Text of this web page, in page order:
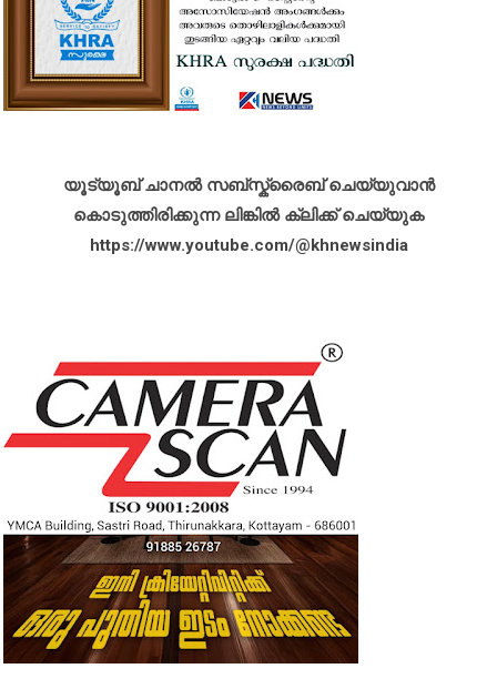
യൂട്യൂബ് ചാനൽ സബ്സ്ക്രൈബ് ചെയ്യുവാൻ
കൊടുത്തിരിക്കുന്ന ലിങ്കിൽ ക്ലിക്ക് ചെയ്യുക
https://www.youtube.com/@khnewsindia